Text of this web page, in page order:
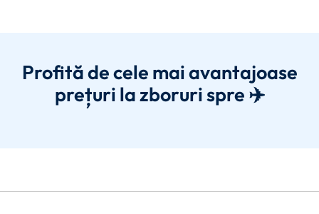
Profită de cele mai avantajoase
prețuri la zboruri spre ✈️